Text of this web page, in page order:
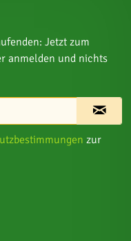
Jetzt zum
anmelden und nichts
zur